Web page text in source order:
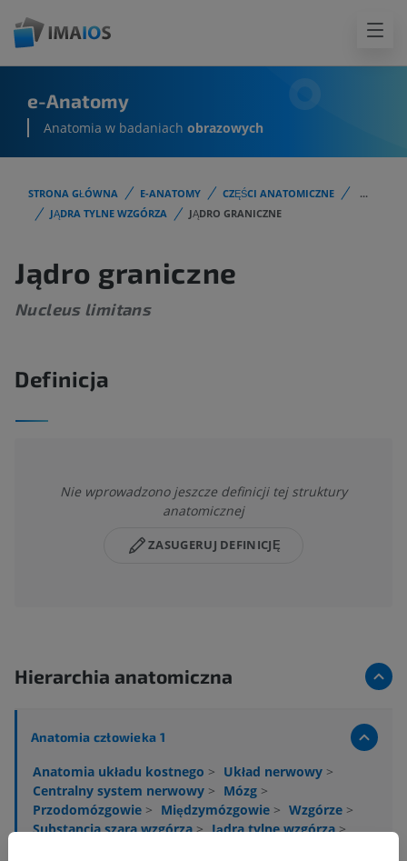
e-Anatomy
Anatomia w badaniach obrazowych
STRONA GŁÓWNA E-ANATOMY CZĘŚCI ANATOMICZNE
...
JĄDRA TYLNE WZGÓRZA
JĄDRO GRANICZNE
Jądro graniczne
Nucleus limitans
Definicja
Nie wprowadzono jeszcze definicji tej struktury
anatomicznej
ZASUGERUJ DEFINICJĘ
Hierarchia anatomiczna
Anatomia człowieka 1
Anatomia układu kostnego > Układ nerwowy >
Centralny system nerwowy > Mózg >
Przodomózgowie > Międzymózgowie > Wzgórze >
Substancja szara wzgórza> Jądra tylne wzgórza>